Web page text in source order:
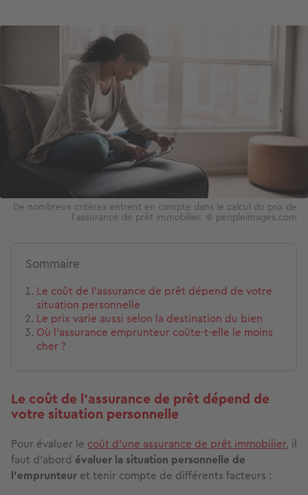
Image
De nombreux critères entrent en compte dans le calcul du prix de
l'assurance de prêt immobilier. © peopleimages.com
Sommaire
Le coût de l’assurance de prêt dépend de votre
situation personnelle
Le prix varie aussi selon la destination du bien
Où l’assurance emprunteur coûte-t-elle le moins
cher ?
Le coût de l’assurance de prêt dépend de
votre situation personnelle
Pour évaluer le coût d’une assurance de prêt immobilier, il
faut d’abord évaluer la situation personnelle de
l’emprunteur et tenir compte de différents facteurs :